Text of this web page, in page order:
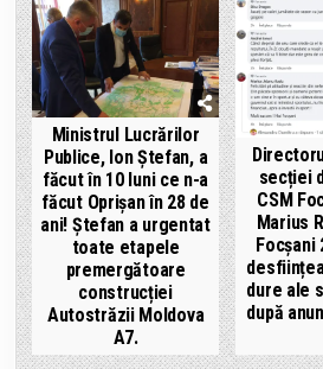
Ministrul Lucrărilor
Publice, Ion Ștefan, a
făcut în 10 luni ce n-a
făcut Oprișan în 28 de
ani! Ștefan a urgentat
toate etapele
premergătoare
construcției
Autostrăzii Moldova
A7.
secției
CSM
Marius
Focșani
dure ale
după